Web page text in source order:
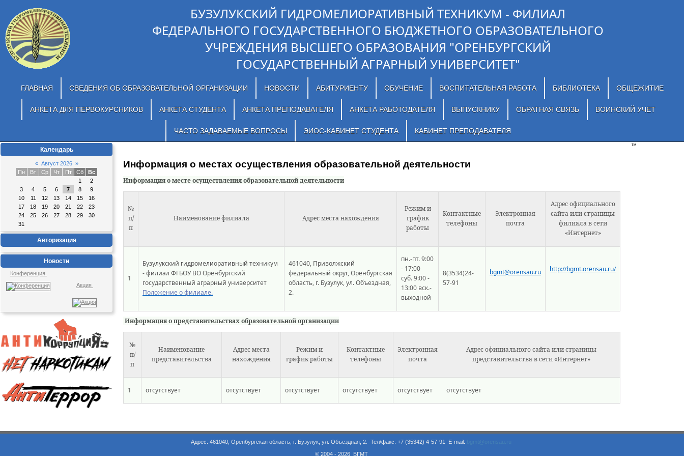
БУЗУЛУКСКИЙ ГИДРОМЕЛИОРАТИВНЫЙ ТЕХНИКУМ - ФИЛИАЛ
ФЕДЕРАЛЬНОГО ГОСУДАРСТВЕННОГО БЮДЖЕТНОГО ОБРАЗОВАТЕЛЬНОГО
УЧРЕЖДЕНИЯ ВЫСШЕГО ОБРАЗОВАНИЯ "ОРЕНБУРГСКИЙ
ГОСУДАРСТВЕННЫЙ АГРАРНЫЙ УНИВЕРСИТЕТ"
ГЛАВНАЯ СВЕДЕНИЯ ОБ ОБРАЗОВАТЕЛЬНОЙ ОРГАНИЗАЦИИ НОВОСТИ АБИТУРИЕНТУ ОБУЧЕНИЕ ВОСПИТАТЕЛЬНАЯ РАБОТА БИБЛИОТЕКА ОБЩЕЖИТИЕ
АНКЕТА ДЛЯ ПЕРВОКУРСНИКОВ АНКЕТА СТУДЕНТА АНКЕТА ПРЕПОДАВАТЕЛЯ АНКЕТА РАБОТОДАТЕЛЯ ВЫПУСКНИКУ ОБРАТНАЯ СВЯЗЬ ВОИНСКИЙ УЧЕТ
ЧАСТО ЗАДАВАЕМЫЕ ВОПРОСЫ ЭИОС-КАБИНЕТ СТУДЕНТА КАБИНЕТ ПРЕПОДАВАТЕЛЯ
Календарь
« Август 2026 »
Пн
Вт Ср Чт Пт Сб
Вс
1
2
3
4 5 6 7 8
9
10
11 12 13 14 15
16
17
18 19 20 21 22
23
24
25 26 27 28 29
30
31
Авторизация
Новости
Конференция
Акция
Информация о местах осуществления образовательной деятельности
Информация о месте осуществления образовательной деятельности
№
п/
п
Наименование филиала Адрес места нахождения
Режим и
график
работы
Контактные
телефоны
Электронная
почта
Адрес официального
сайта или страницы
филиала в сети
«Интернет»
1
Бузулукский гидромелиоративный техникум
- филиал ФГБОУ ВО Оренбургский
государственный аграрный университет
Положение о филиале.
461040, Приволжский
федеральный округ, Оренбургская
область, г. Бузулук, ул. Объездная,
2.
пн.-пт. 9:00
- 17:00
суб. 9:00 -
13:00 вск.-
выходной
8(3534)24-
57-91
bgmt@orensau.ru http://bgmt.orensau.ru/
Информация о представительствах образовательной организации
№
п/
п
Наименование
представительства
Адрес места
нахождения
Режим и
график работы
Контактные
телефоны
Электронная
почта
Адрес официального сайта или страницы
представительства в сети «Интернет»
1 отсутствует отсутствует отсутствует отсутствует отсутствует отсутствует
™
Адрес: 461040, Оренбургская область, г. Бузулук, ул. Объездная, 2. Тел/факс: +7 (35342) 4-57-91 E-mail:
© 2004 - 2026 БГМТ